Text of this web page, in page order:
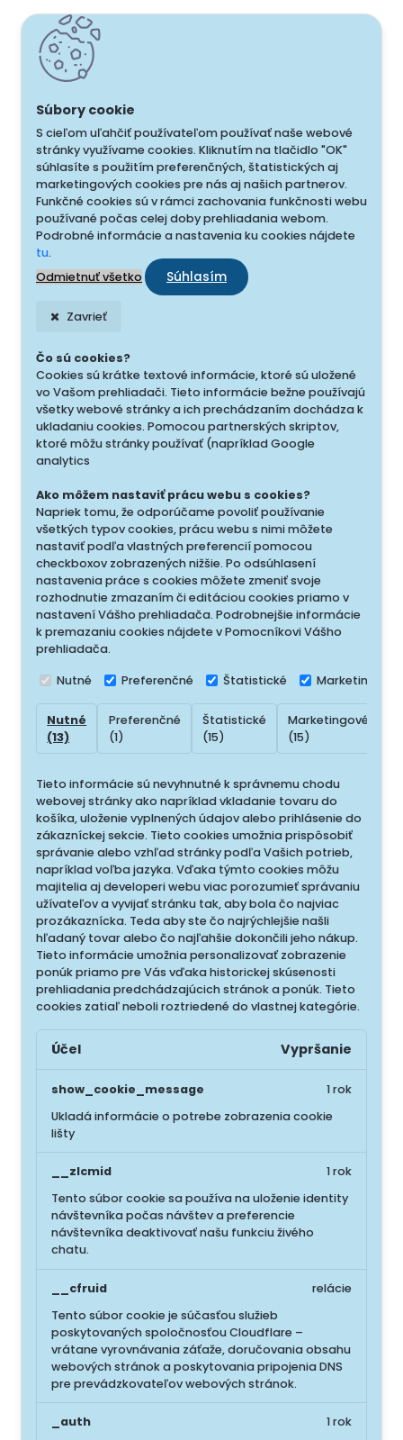
S cieľom uľahčiť používateľom používať naše webové
stránky využívame cookies. Kliknutím na tlačidlo "OK"
súhlasíte s použitím preferenčných, štatistických aj
marketingových cookies pre nás aj našich partnerov.
Funkčné cookies sú v rámci zachovania funkčnosti webu
používané počas celej doby prehliadania webom.
Podrobné informácie a nastavenia ku cookies nájdete
tu.
Odmietnuť všetko
Súhlasím
Zavrieť
Čo sú cookies?
Cookies sú krátke textové informácie, ktoré sú uložené
vo Vašom prehliadači. Tieto informácie bežne používajú
všetky webové stránky a ich prechádzaním dochádza k
ukladaniu cookies. Pomocou partnerských skriptov,
ktoré môžu stránky používať (napríklad Google
analytics
Ako môžem nastaviť prácu webu s cookies?
Napriek tomu, že odporúčame povoliť používanie
všetkých typov cookies, prácu webu s nimi môžete
nastaviť podľa vlastných preferencií pomocou
checkboxov zobrazených nižšie. Po odsúhlasení
nastavenia práce s cookies môžete zmeniť svoje
rozhodnutie zmazaním či editáciou cookies priamo v
nastavení Vášho prehliadača. Podrobnejšie informácie
k premazaniu cookies nájdete v Pomocníkovi Vášho
prehliadača.
Nutné Preferenčné Štatistické Marketingové
Nutné
(13)
Preferenčné
(1)
Štatistické
(15)
Marketingové
(15)
Tieto informácie sú nevyhnutné k správnemu chodu
webovej stránky ako napríklad vkladanie tovaru do
košíka, uloženie vyplnených údajov alebo prihlásenie do
zákazníckej sekcie. Tieto cookies umožnia prispôsobiť
správanie alebo vzhľad stránky podľa Vašich potrieb,
napríklad voľba jazyka. Vďaka týmto cookies môžu
majitelia aj developeri webu viac porozumieť správaniu
užívateľov a vyvijať stránku tak, aby bola čo najviac
prozákaznícka. Teda aby ste čo najrýchlejšie našli
hľadaný tovar alebo čo najľahšie dokončili jeho nákup.
Tieto informácie umožnia personalizovať zobrazenie
ponúk priamo pre Vás vďaka historickej skúsenosti
prehliadania predchádzajúcich stránok a ponúk. Tieto
cookies zatiaľ neboli roztriedené do vlastnej kategórie.
Účel Vypršanie
show_cookie_message
Ukladá informácie o potrebe zobrazenia cookie
lišty
1 rok
__zlcmid
Tento súbor cookie sa používa na uloženie identity
návštevníka počas návštev a preferencie
návštevníka deaktivovať našu funkciu živého
chatu.
1 rok
__cfruid
Tento súbor cookie je súčasťou služieb
poskytovaných spoločnosťou Cloudflare –
vrátane vyrovnávania záťaže, doručovania obsahu
webových stránok a poskytovania pripojenia DNS
pre prevádzkovateľov webových stránok.
relácie
_auth
1 rok